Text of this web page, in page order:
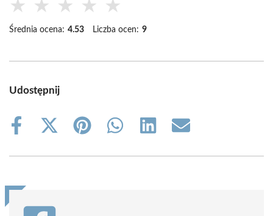
★ ★ ★ ★ ★
Średnia ocena: 4.53 Liczba ocen: 9
Udostępnij
Share
Share
(Twitter)
Share
Share
Share
Share